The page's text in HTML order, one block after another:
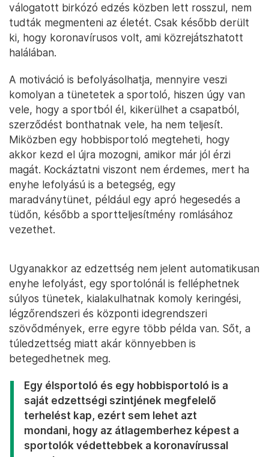
válogatott birkózó edzés közben lett rosszul, nem
tudták megmenteni az életét. Csak később derült
ki, hogy koronavírusos volt, ami közrejátszhatott
halálában.
A motiváció is befolyásolhatja, mennyire veszi
komolyan a tünetetek a sportoló, hiszen úgy van
vele, hogy a sportból él, kikerülhet a csapatból,
szerződést bonthatnak vele, ha nem teljesít.
Miközben egy hobbisportoló megteheti, hogy
akkor kezd el újra mozogni, amikor már jól érzi
magát. Kockáztatni viszont nem érdemes, mert ha
enyhe lefolyású is a betegség, egy
maradványtünet, például egy apró hegesedés a
tüdőn, később a sportteljesítmény romlásához
vezethet.
Ugyanakkor az edzettség nem jelent automatikusan
enyhe lefolyást, egy sportolónál is felléphetnek
súlyos tünetek, kialakulhatnak komoly keringési,
légzőrendszeri és központi idegrendszeri
szövődmények, erre egyre több példa van. Sőt, a
túledzettség miatt akár könnyebben is
betegedhetnek meg.
Egy élsportoló és egy hobbisportoló is a
saját edzettségi szintjének megfelelő
terhelést kap, ezért sem lehet azt
mondani, hogy az átlagemberhez képest a
sportolók védettebbek a koronavírussal